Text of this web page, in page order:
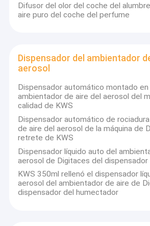
Difusor del olor del coche del
aire puro del coche del perfume
Dispensador del ambientador
aerosol
Dispensador automático montado en
ambientador de aire del aerosol del
calidad de KWS
Dispensador automático de
de aire del aerosol de la máquina de
retrete de KWS
Dispensador líquido auto del
aerosol de Digitaces del dispensador
KWS 350ml rellenó el dispensador
aerosol del ambientador de aire de
dispensador del humectador